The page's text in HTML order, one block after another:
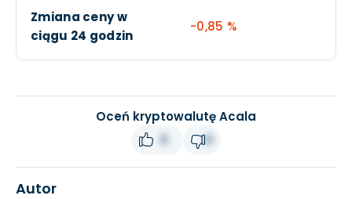
Zmiana ceny w
ciągu 24 godzin
-0,85 %
Oceń kryptowalutę Acala
Autor